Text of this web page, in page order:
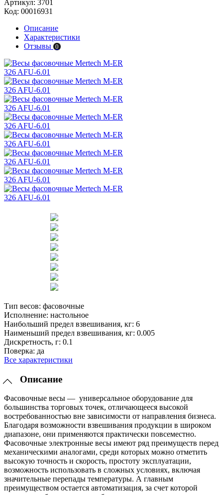
Артикул: 3701
Код: 00016931
Описание
Характеристики
Отзывы 0
Тип весов: фасовочные
Исполнение: настольное
Наибольший предел взвешивания, кг: 6
Наименьший предел взвешивания, кг: 0.005
Дискретность, г: 0.1
Поверка: да
Все характеристики
Описание
Фасовочные весы — универсальное оборудование для
большинства торговых точек, отличающееся высокой
востребованностью вне зависимости от направления бизнеса.
Благодаря возможности взвешивания продукции в широком
диапазоне, они применяются практически повсеместно.
Фасовочные электронные весы имеют ряд преимуществ перед
механическими аналогами, среди которых можно отметить
высокую точность и скорость, простоту эксплуатации,
возможность использовать в сложных условиях, включая
значительные перепады температуры. А главным
преимуществом остается автоматизация, за счет которой